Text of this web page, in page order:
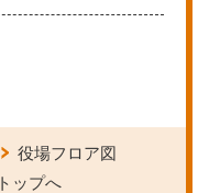
役場フロア図
ップへ